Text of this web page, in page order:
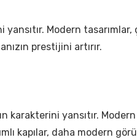
Modern
prestijini artırır.
karakterini yansıtır.
kapılar, daha modern